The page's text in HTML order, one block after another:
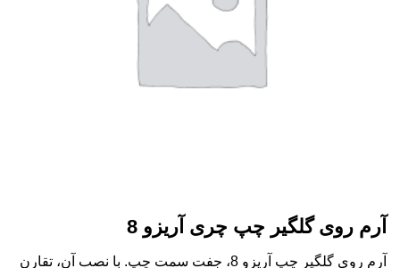
آرم روی گلگیر چپ چری آریزو 8
آرم روی گلگیر چپ آریزو 8، جفت سمت چپ. با نصب آن، تقارن